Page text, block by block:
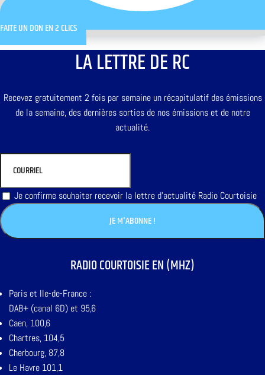
FAITE UN DON EN 2 CLICS
LA LETTRE DE RC
Recevez gratuitement 2 fois par semaine un récapitulatif des émissions
de la semaine, des dernières sorties de nos émissions et de notre
actualité.
Je confirme souhaiter recevoir la lettre d'actualité Radio Courtoisie
RADIO COURTOISIE EN (MHZ)
Paris et Ile-de-France :
DAB+ (canal 6D) et 95,6
Caen, 100,6
Chartres, 104,5
Cherbourg, 87,8
Le Havre 101,1